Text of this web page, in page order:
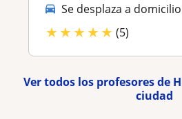
Se desplaza a domicilio
★★★★★ (5)
Ver todos los profesores de
ciudad